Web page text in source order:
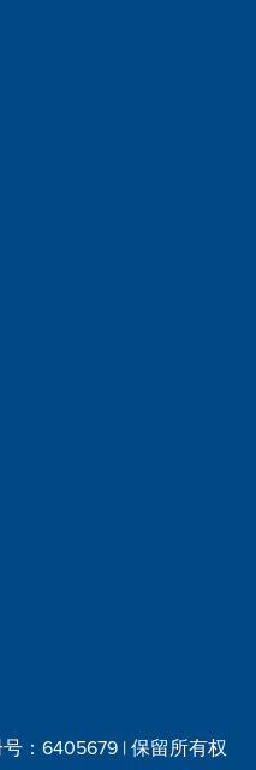
：6405679 | 保留所有权